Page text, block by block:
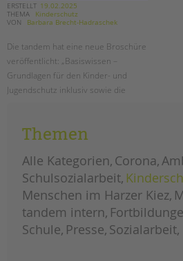
Briefe an Kai
PRESSE
Magazin
KONTAKT
Datenschutz
Hinweisgebersystem
Intranet
ERSTELLT 19.02.2025
THEMA
Kinderschutz
VON
Barbara Brecht-Hadraschek
Die tandem hat eine neue Broschüre
veröffentlicht: „Basiswissen –
Grundlagen für den Kinder- und
Jugendschutz inklusiv sowie die
weiterlesenneue
broschüre:
für
inklusiven
kinder-
und
jugendschutz
Themen
Alle Kategorien Corona
Schulsozialarbeit
Menschen im Harzer Kiez
tandem intern
Schule Presse Sozialarbeit